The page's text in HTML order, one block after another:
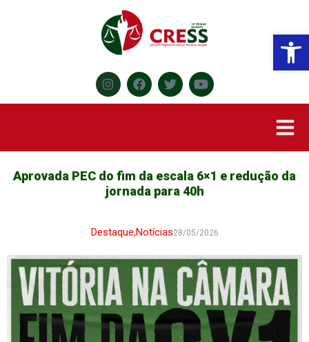
Aprovada PEC do fim da escala 6×1 e redução da
jornada para 40h
Destaque,Notícias28/05/2026